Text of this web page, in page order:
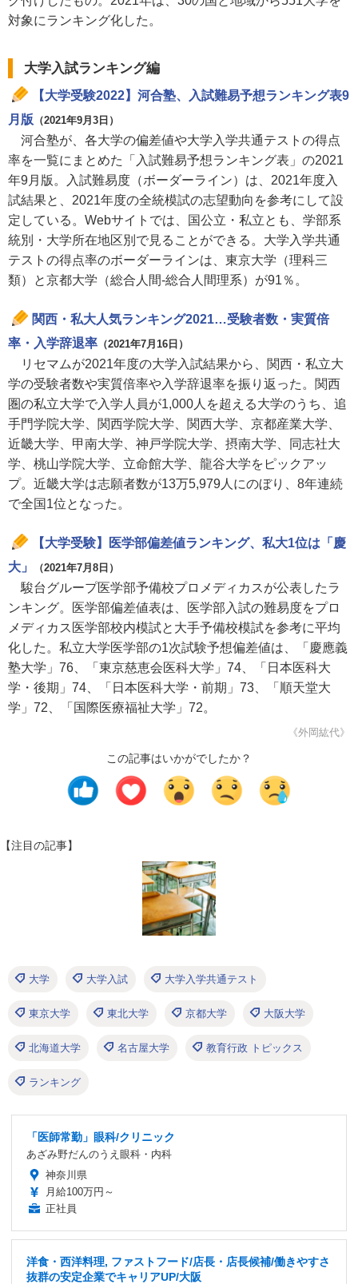
対象にランキング化した。
大学入試ランキング編
【大学受験2022】河合塾、入試難易予想ランキング表9
月版 （2021年9月3日）
河合塾が、各大学の偏差値や大学入学共通テストの得点
率を一覧にまとめた「入試難易予想ランキング表」の2021
年9月版。入試難易度（ボーダーライン）は、2021年度入
試結果と、2021年度の全統模試の志望動向を参考にして設
定している。Webサイトでは、国公立・私立とも、学部系
統別・大学所在地区別で見ることができる。大学入学共通
テストの得点率のボーダーラインは、東京大学（理科三
類）と京都大学（総合人間-総合人間理系）が91％。
関西・私大人気ランキング2021…受験者数・実質倍
率・入学辞退率 （2021年7月16日）
リセマムが2021年度の大学入試結果から、関西・私立大
学の受験者数や実質倍率や入学辞退率を振り返った。関西
圏の私立大学で入学人員が1,000人を超える大学のうち、追
手門学院大学、関西学院大学、関西大学、京都産業大学、
近畿大学、甲南大学、神戸学院大学、摂南大学、同志社大
学、桃山学院大学、立命館大学、龍谷大学をピックアッ
プ。近畿大学は志願者数が13万5,979人にのぼり、8年連続
で全国1位となった。
【大学受験】医学部偏差値ランキング、私大1位は「慶
大」
（2021年7月8日）
駿台グループ医学部予備校プロメディカスが公表したラ
ンキング。医学部偏差値表は、医学部入試の難易度をプロ
メディカス医学部校内模試と大手予備校模試を参考に平均
化した。私立大学医学部の1次試験予想偏差値は、「慶應義
塾大学」76、「東京慈恵会医科大学」74、「日本医科大
学・後期」74、「日本医科大学・前期」73、「順天堂大
学」72、「国際医療福祉大学」72。
《外岡紘代》
この記事はいかがでしたか？
【注目の記事】
大学 大学入試 大学入学共通テスト
東京大学 東北大学 京都大学 大阪大学
北海道大学 名古屋大学 教育行政 トピックス
ランキング
「医師常勤」眼科/クリニック
あざみ野だんのうえ眼科・内科
神奈川県
月給100万円～
正社員
洋食・西洋料理, ファストフード/店長・店長候補/働きやすさ
抜群の安定企業でキャリアUP/大阪